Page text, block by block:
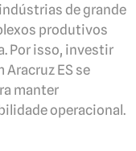
de grande
produtivos
Por isso, investir
Aracruz ES se
manter
operacional.